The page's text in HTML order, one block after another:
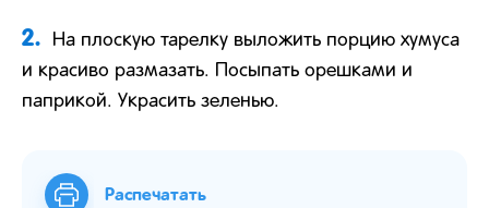
2.
На плоскую тарелку выложить порцию хумуса
и красиво размазать. Посыпать орешками и
паприкой. Украсить зеленью.
Распечатать